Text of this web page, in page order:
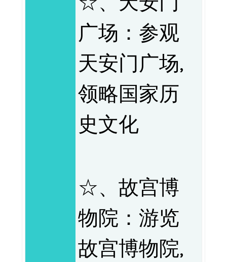
广场：参观
天安门广场,
领略国家历
史文化
☆、故宫博
物院：游览
故宫博物院,